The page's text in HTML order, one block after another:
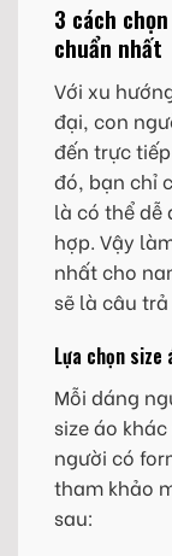
3 cách
chuẩn nhất
Với xu
đại, con
đến trực
đó, bạn chỉ
là có thể dễ
hợp. Vậy
nhất cho
sẽ là câu
Lựa chọn
Mỗi dáng
size áo
người có
tham khảo
sau: